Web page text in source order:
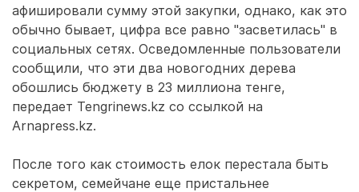
афишировали сумму этой закупки, однако, как это
обычно бывает, цифра все равно "засветилась" в
социальных сетях. Осведомленные пользователи
сообщили, что эти два новогодних дерева
обошлись бюджету в 23 миллиона тенге,
передает Tengrinews.kz со ссылкой на
Arnapress.kz.
После того как стоимость елок перестала быть
секретом, семейчане еще пристальнее